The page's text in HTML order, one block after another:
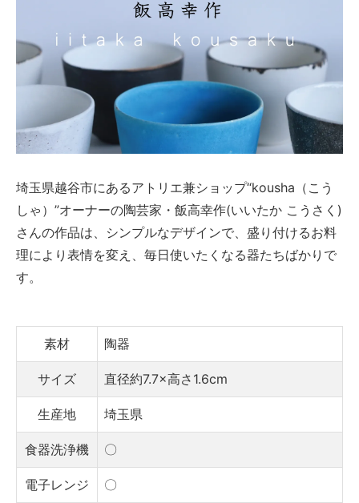
埼玉県越谷市にあるアトリエ兼ショップ“kousha（こう
しゃ）”オーナーの陶芸家・飯高幸作(いいたか こうさく)
さんの作品は、シンプルなデザインで、盛り付けるお料
理により表情を変え、毎日使いたくなる器たちばかりで
す。
素材 陶器
サイズ 直径約7.7×高さ1.6cm
生産地 埼玉県
食器洗浄機 〇
電子レンジ 〇